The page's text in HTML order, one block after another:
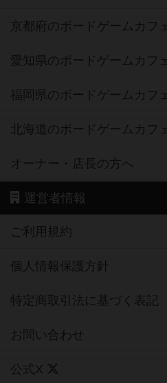
京都府のボードゲームカフ
愛知県のボードゲームカフ
福岡県のボードゲームカフ
北海道のボードゲームカフ
オーナー・店長の方へ
運営者情報
ご利用規約
個人情報保護方針
特定商取引法に基づく表記
お問い合わせ
公式X